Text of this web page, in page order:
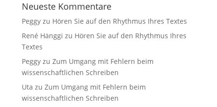
Neueste Kommentare
Peggyzu Hören Sie auf den Rhythmus Ihres Textes
René Hänggi zu Hören Sie auf den Rhythmus Ihres
Textes
Peggyzu Zum Umgang mit Fehlern beim
wissenschaftlichen Schreiben
Uta zu Zum Umgang mit Fehlern beim
wissenschaftlichen Schreiben